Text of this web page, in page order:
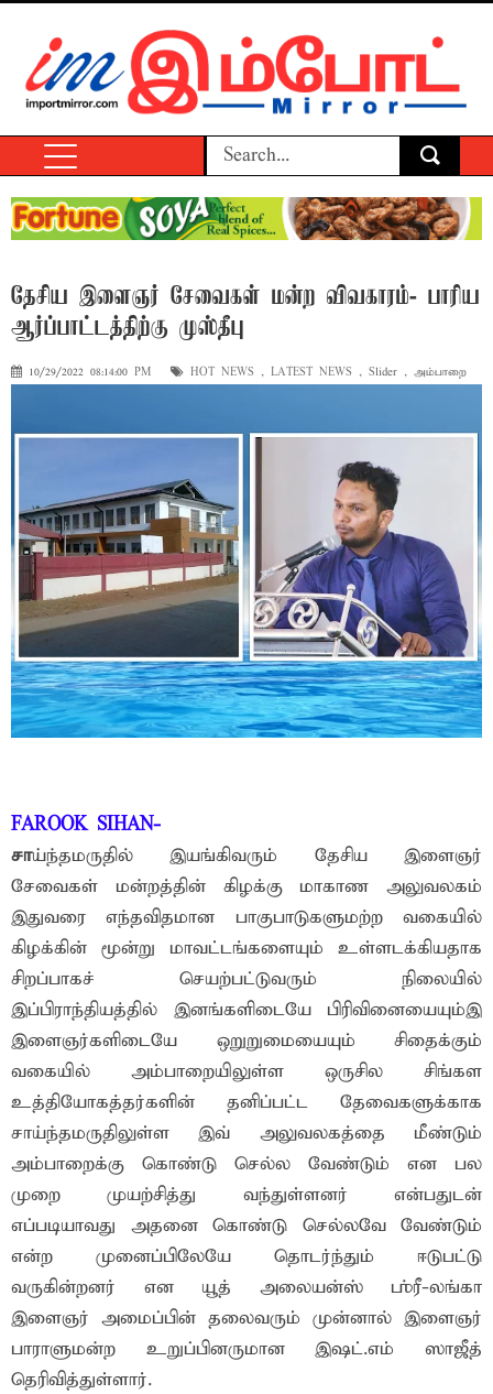
தேசிய இளைஞர் சேவைகள் மன்ற விவகாரம்- பாரிய
ஆர்ப்பாட்டத்திற்கு முஸ்தீபு
10/29/2022 08:14:00 PM HOT NEWS , LATEST NEWS , Slider , அம்பாறை
FAROOK SIHAN-
சாய்ந்தமருதில் இயங்கிவரும் தேசிய இளைஞர்
சேவைகள் மன்றத்தின் கிழக்கு மாகாண அலுவலகம்
இதுவரை எந்தவிதமான பாகுபாடுகளுமற்ற வகையில்
கிழக்கின் மூன்று மாவட்டங்களையும் உள்ளடக்கியதாக
சிறப்பாகச் செயற்பட்டுவரும் நிலையில்
இப்பிராந்தியத்தில் இனங்களிடையே பிரிவினையையும்இ
இளைஞர்களிடையே ஒறுறுமையையும் சிதைக்கும்
வகையில் அம்பாறையிலுள்ள ஒருசில சிங்கள
உத்தியோகத்தர்களின் தனிப்பட்ட தேவைகளுக்காக
சாய்ந்தமருதிலுள்ள இவ் அலுவலகத்தை மீண்டும்
அம்பாறைக்கு கொண்டு செல்ல வேண்டும் என பல
முறை முயற்சித்து வந்துள்ளனர் என்பதுடன்
எப்படியாவது அதனை கொண்டு செல்லவே வேண்டும்
என்ற முனைப்பிலேயே தொடர்ந்தும் ஈடுபட்டு
வருகின்றனர் என யூத் அலையன்ஸ் ஶ்ரீ-லங்கா
இளைஞர் அமைப்பின் தலைவரும் முன்னால் இளைஞர்
பாராளுமன்ற உறுப்பினருமான இஷட்.எம் ஸாஜீத்
தெரிவித்துள்ளார்.